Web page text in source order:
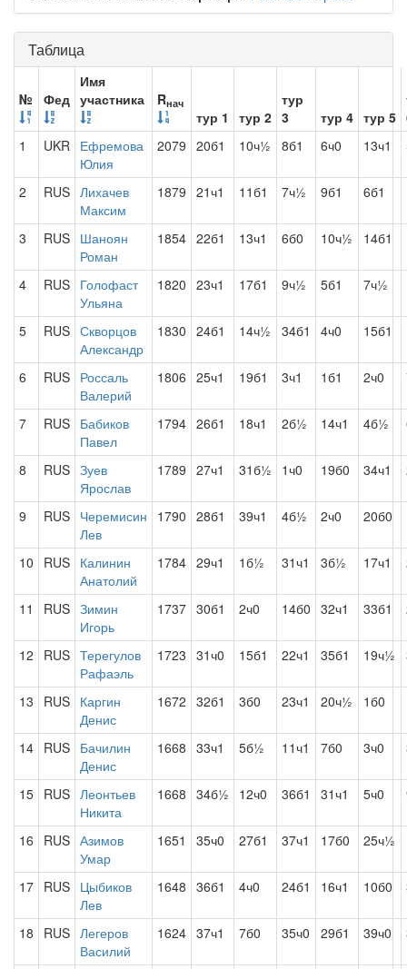
Таблица
№ Фед
Имя
участника
Rнач
тур 1 тур 2
тур
3
тур 4 тур 5
1
UKR Ефремова
Юлия
2079 20б1 10ч½ 8б1 6ч0 13ч1
2 RUS Лихачев
Максим
1879 21ч1 11б1 7ч½ 9б1 6б1
3 RUS Шаноян
Роман
1854 22б1 13ч1 6б0 10ч½ 14б1
4 RUS Голофаст
Ульяна
1820 23ч1 17б1 9ч½ 5б1 7ч½
5 RUS Скворцов
Александр
1830 24б1 14ч½ 34б1 4ч0 15б1
6 RUS Россаль
Валерий
1806 25ч1 19б1 3ч1 1б1 2ч0
7 RUS Бабиков
Павел
1794 26б1 18ч1 2б½ 14ч1 4б½
8 RUS Зуев
Ярослав
1789 27ч1 31б½ 1ч0 19б0 34ч1
9 RUS Черемисин
Лев
1790 28б1 39ч1 4б½ 2ч0 20б0
10 RUS Калинин
Анатолий
1784 29ч1 1б½ 31ч1 3б½ 17ч1
11 RUS Зимин
Игорь
1737 30б1 2ч0 14б0 32ч1 33б1
12 RUS Терегулов
Рафаэль
1723 31ч0 15б1 22ч1 35б1 19ч½
13 RUS Каргин
Денис
1672 32б1 3б0 23ч1 20ч½ 1б0
14 RUS Бачилин
Денис
1668 33ч1 5б½ 11ч1 7б0 3ч0
15 RUS Леонтьев
Никита
1668 34б½ 12ч0 36б1 31ч1 5ч0
16 RUS Азимов
Умар
1651 35ч0 27б1 37ч1 17б0 25ч½
17 RUS Цыбиков
Лев
1648 36б1 4ч0 24б1 16ч1 10б0
18 RUS Легеров
Василий
1624 37ч1 7б0 35ч0 29б1 39ч0